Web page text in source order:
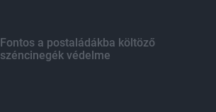
Fontos a postaládákba költöző
széncinegék védelme